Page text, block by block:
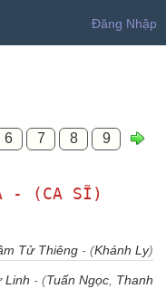
Đăng Nhập
6 7 8 9
- (CA SĨ)
Tử Thiêng - (Khánh Ly)
Linh - (Tuấn Ngọc Thanh